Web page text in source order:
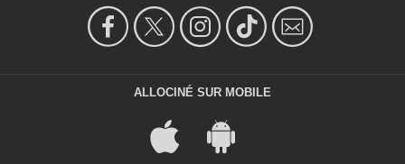
ALLOCINÉ SUR MOBILE